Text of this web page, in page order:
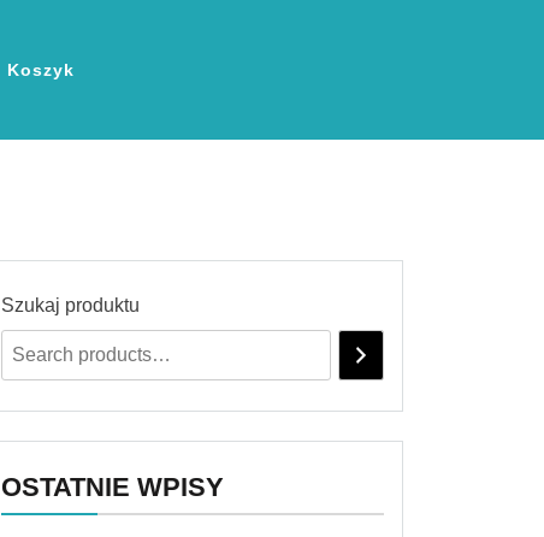
Koszyk
Szukaj produktu
OSTATNIE WPISY